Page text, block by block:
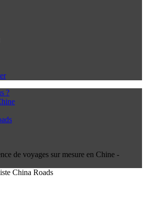
?
de voyages sur mesure en Chine -
China Roads